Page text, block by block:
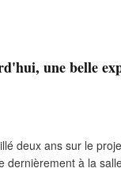
une belle
deux ans sur le
à la